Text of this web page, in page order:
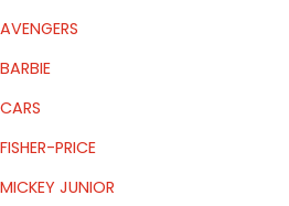
PRICE
JUNIOR